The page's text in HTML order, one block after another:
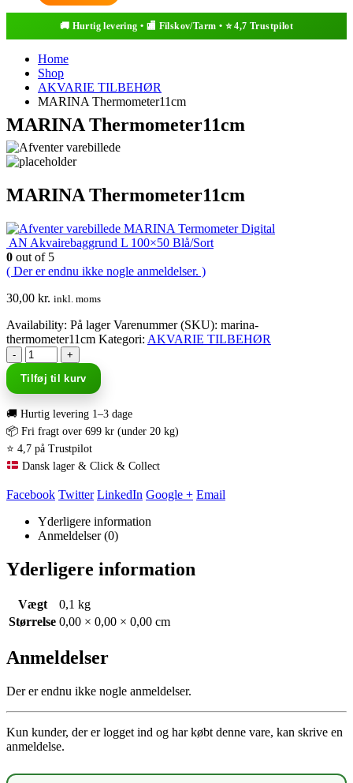
Home
Shop
AKVARIE TILBEHØR
MARINA Thermometer11cm
MARINA Thermometer11cm
MARINA Thermometer11cm
MARINA Termometer Digital
AN Akvairebaggrund L 100×50 Blå/Sort
0 out of 5
( Der er endnu ikke nogle anmeldelser. )
30,00 kr. inkl. moms
Availability: På lager Varenummer (SKU): marina-
thermometer11cm Kategori: AKVARIE TILBEHØR
-
+
Tilføj til kurv
🚚 Hurtig levering 1–3 dage
📦 Fri fragt over 699 kr (under 20 kg)
⭐ 4,7 på Trustpilot
Dansk lager & Click & Collect
Facebook Twitter LinkedIn Google + Email
Yderligere information
Anmeldelser (0)
Yderligere information
Vægt
0,1 kg
Størrelse 0,00 × 0,00 × 0,00 cm
Anmeldelser
Der er endnu ikke nogle anmeldelser.
Kun kunder, der er logget ind og har købt denne vare, kan skrive en
anmeldelse.